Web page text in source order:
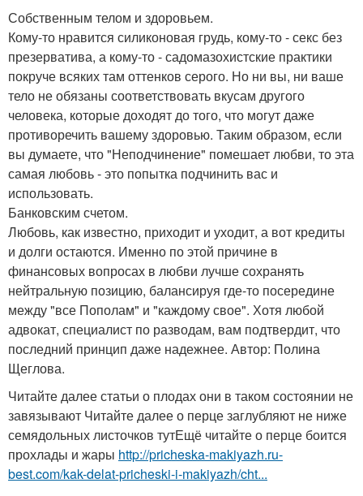
Собственным телом и здоровьем.
Кому-то нравится силиконовая грудь, кому-то - секс без
презерватива, а кому-то - садомазохистские практики
покруче всяких там оттенков серого. Но ни вы, ни ваше
тело не обязаны соответствовать вкусам другого
человека, которые доходят до того, что могут даже
противоречить вашему здоровью. Таким образом, если
вы думаете, что "Неподчинение" помешает любви, то эта
самая любовь - это попытка подчинить вас и
использовать.
Банковским счетом.
Любовь, как известно, приходит и уходит, а вот кредиты
и долги остаются. Именно по этой причине в
финансовых вопросах в любви лучше сохранять
нейтральную позицию, балансируя где-то посередине
между "все Пополам" и "каждому свое". Хотя любой
адвокат, специалист по разводам, вам подтвердит, что
последний принцип даже надежнее. Автор: Полина
Щеглова.
Читайте далее статьи о плодах они в таком состоянии не
завязывают Читайте далее о перце заглубляют не ниже
семядольных листочков тутЕщё читайте о перце боится
прохлады и жары http://pricheska-makiyazh.ru-
best.com/kak-delat-pricheski-i-makiyazh/cht...